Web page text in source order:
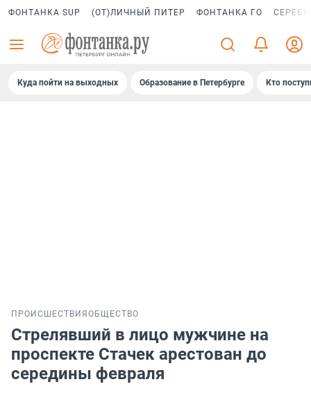
ФОНТАНКА SUP (ОТ)ЛИЧНЫЙ ПИТЕР ФОНТАНКА ГО
Куда пойти на выходных Образование в Петербурге Кто
ПРОИСШЕСТВИЯ ОБЩЕСТВО
Стрелявший в лицо мужчине на
проспекте Стачек арестован до
середины февраля